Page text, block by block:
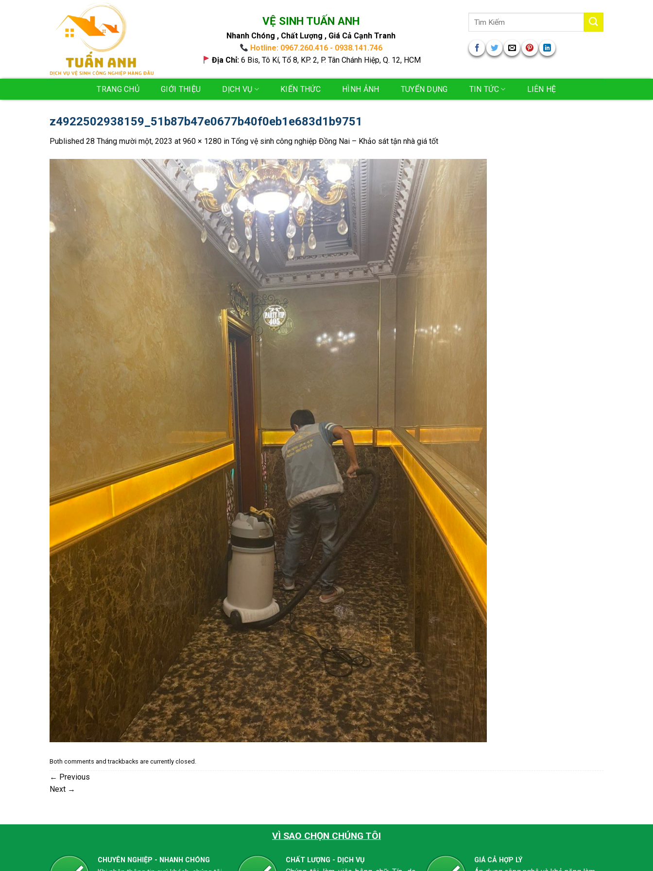
VỆ SINH TUẤN ANH
Nhanh Chóng , Chất Lượng , Giá Cả Cạnh Tranh
Hotline: 0967.260.416 - 0938.141.746
Địa Chỉ:6 Bis, Tô Kí, Tổ 8, KP. 2, P. Tân Chánh Hiệp, Q. 12, HCM
Tìm
TRANG CHỦ GIỚI THIỆU DỊCH VỤ KIẾN THỨC HÌNH ẢNH TUYỂN DỤNG TIN TỨC LIÊN HỆ
z4922502938159_51b87b47e0677b40f0eb1e683d1b9751
Published 28 Tháng mười một, 2023 at 960 × 1280 in Tổng vệ sinh công nghiệp Đồng Nai – Khảo sát tận nhà giá tốt
Both comments and trackbacks are currently closed.
← Previous
Next →
VÌ SAO CHỌN CHÚNG TÔI
CHUYÊN NGHIỆP - NHANH CHÓNG
CHẤT LƯỢNG - DỊCH VỤ GIÁ CẢ HỢP LÝ